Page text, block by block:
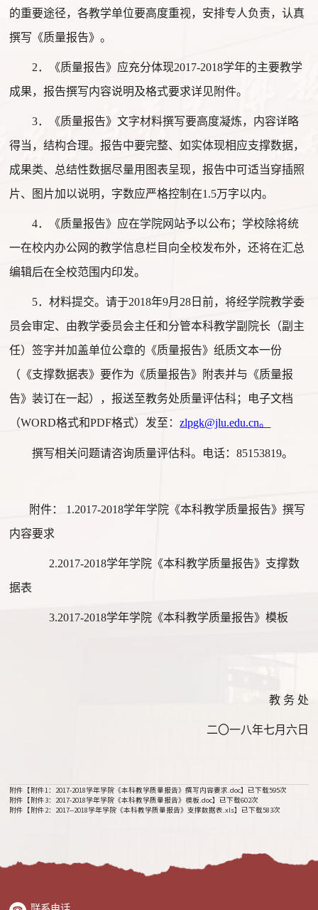
的重要途径，各教学单位要高度重视，安排专人负责，认真
撰写《质量报告》。
2． 《质量报告》应充分体现2017-2018学年的主要教学
成果，报告撰写内容说明及格式要求详见附件。
3． 《质量报告》文字材料撰写要高度凝炼，内容详略
得当，结构合理。报告中要完整、如实体现相应支撑数据，
成果类、总结性数据尽量用 图表呈现，报告中可适当穿插照
片、
图片加以说明 ，字数应严格控制在1.5万字以内。
4． 《质量报告》 应在学院网站予以公布；学校除将统
一在校内办公网的教学信息栏目向全校发布外，还将在汇总
编辑后在全校范围内印发。
5．材料提交。请于2018年9月28 日前，将经学院教学委
员会审定、 由教学委员会主任和分管本科教学副院长（副主
任）签字并加盖单位公章的 《质量报告》纸质文本一份
（《支撑数据表》要作为《质量报告》附表并与《质量报
告》装订在一起），报送至教务处质量评估科； 电子文档
（WORD格式和PDF格式）发至：zlpgk@jlu.edu.cn。
撰写相关问题请咨询质量评估科。电话：85153819。
附件： 1.2017-2018学年学院《本科教学质量报告》撰写
内容要求
2.2017-2018学年学院《本科教学质量报告》支撑数
据表
3.2017-2018学年学院《本科教学质量报告》模板
教 务 处
二〇一八年七月 六日
附件【附件1：2017-2018学年学院《本科教学质量报告》撰写内容要求.doc】已下载595次
附件【附件3：2017-2018学年学院《本科教学质量报告》模板.doc】已下载602次
附件【附件2：2017--2018学年学院《本科教学质量报告》支撑数据表.xls】已下载583次